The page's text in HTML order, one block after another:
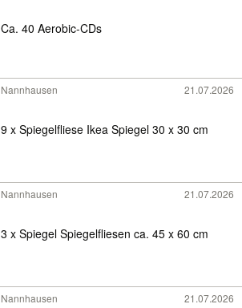
Ca. 40 Aerobic-CDs
Nannhausen 21.07.2026
9 x Spiegelfliese Ikea Spiegel 30 x 30 cm
Nannhausen 21.07.2026
3 x Spiegel Spiegelfliesen ca. 45 x 60 cm
Nannhausen 21.07.2026